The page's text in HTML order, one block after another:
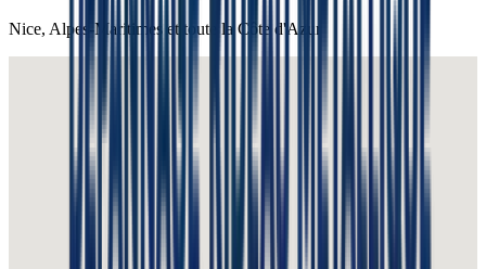
Nice, Alpes-Maritimeset toute la Côte d'Azur